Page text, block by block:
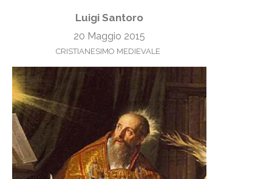
Luigi Santoro
20 Maggio 2015
CRISTIANESIMO MEDIEVALE